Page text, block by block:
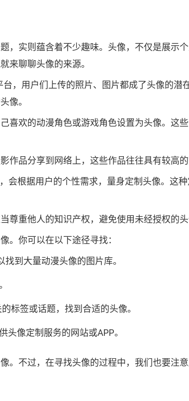
，实则蕴含着不少趣味。头像，不仅是展示
来聊聊头像的来源。
，用户们上传的照片、图片都成了头像的潜
像。
喜欢的动漫角色或游戏角色设置为头像。这
品分享到网络上，这些作品往往具有较高
会根据用户的个性需求，量身定制头像。这
尊重他人的知识产权，避免使用未经授权的头
。你可以在以下途径寻找：
到大量动漫头像的图片库。
标签或话题，找到合适的头像。
像定制服务的网站或APP。
不过，在寻找头像的过程中，我们也要注